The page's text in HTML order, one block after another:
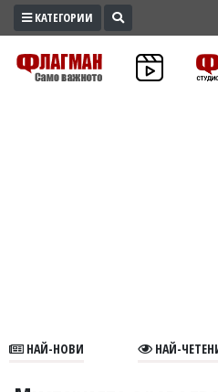
ПРОМО
ЗОНА
В
КАТЕГОРИИ
НАЙ-НОВИ НАЙ-